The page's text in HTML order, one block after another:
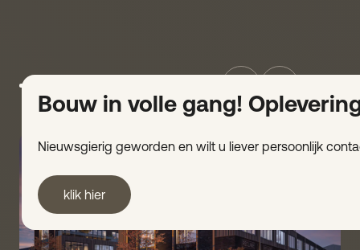
Bouw in volle gang!
Nieuwsgierig geworden en wilt u liever persoonlijk
klik hier